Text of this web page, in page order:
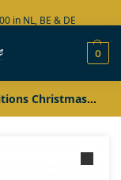
in NL, BE & DE
0
Christmas